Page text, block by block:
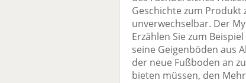
Geschichte zum Produkt
unverwechselbar. Der
Erzählen Sie zum
seine Geigenböden aus
der neue Fußboden an
bieten müssen, den